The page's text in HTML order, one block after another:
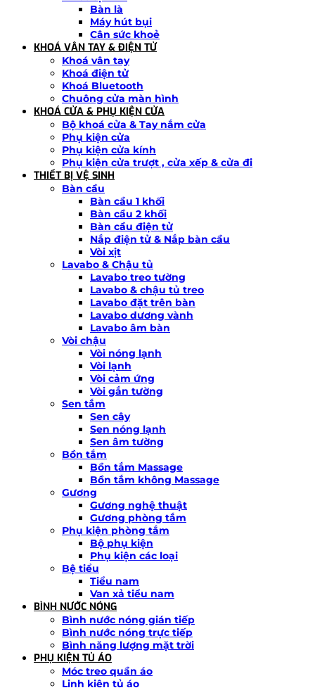
Bàn là
Máy hút bụi
Cân sức khoẻ
KHOÁ VÂN TAY & ĐIỆN TỬ
Khoá vân tay
Khoá điện tử
Khoá Bluetooth
Chuông cửa màn hình
KHOÁ CỬA & PHỤ KIỆN CỬA
Bộ khoá cửa & Tay nắm cửa
Phụ kiện cửa
Phụ kiện cửa kính
Phụ kiện cửa trượt , cửa xếp & cửa đi
THIẾT BỊ VỆ SINH
Bàn cầu
Bàn cầu 1 khối
Bàn cầu 2 khối
Bàn cầu điện tử
Nắp điện tử & Nắp bàn cầu
Vòi xịt
Lavabo & Chậu tủ
Lavabo treo tường
Lavabo & chậu tủ treo
Lavabo đặt trên bàn
Lavabo dương vành
Lavabo âm bàn
Vòi chậu
Vòi nóng lạnh
Vòi lạnh
Vòi cảm ứng
Vòi gắn tường
Sen tắm
Sen cây
Sen nóng lạnh
Sen âm tường
Bồn tắm
Bồn tắm Massage
Bồn tắm không Massage
Gương
Gương nghệ thuật
Gương phòng tắm
Phụ kiện phòng tắm
Bộ phụ kiện
Phụ kiện các loại
Bệ tiểu
Tiểu nam
Van xả tiểu nam
BÌNH NƯỚC NÓNG
Bình nước nóng gián tiếp
Bình nước nóng trực tiếp
Bình năng lượng mặt trời
PHỤ KIỆN TỦ ÁO
Móc treo quần áo
Linh kiện tủ áo